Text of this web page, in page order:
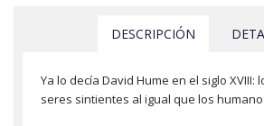
DESCRIPCIÓN
Ya lo decía David Hume en el siglo XVIII:
seres sintientes al igual que los